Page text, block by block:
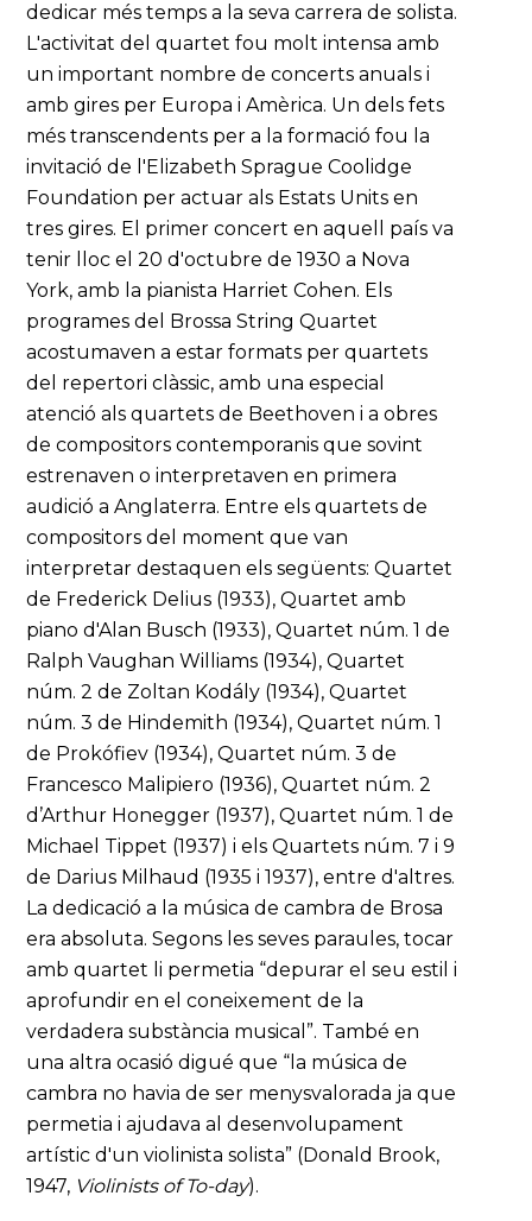
dedicar més temps a la seva carrera de solista.
L'activitat del quartet fou molt intensa amb
un important nombre de concerts anuals i
amb gires per Europa i Amèrica. Un dels fets
més transcendents per a la formació fou la
invitació de l'Elizabeth Sprague Coolidge
Foundation per actuar als Estats Units en
tres gires. El primer concert en aquell país va
tenir lloc el 20 d'octubre de 1930 a Nova
York, amb la pianista Harriet Cohen. Els
programes del Brossa String Quartet
acostumaven a estar formats per quartets
del repertori clàssic, amb una especial
atenció als quartets de Beethoven i a obres
de compositors contemporanis que sovint
estrenaven o interpretaven en primera
audició a Anglaterra. Entre els quartets de
compositors del moment que van
interpretar destaquen els següents: Quartet
de Frederick Delius (1933), Quartet amb
piano d'Alan Busch (1933), Quartet núm. 1 de
Ralph Vaughan Williams (1934), Quartet
núm. 2 de Zoltan Kodály (1934), Quartet
núm. 3 de Hindemith (1934), Quartet núm. 1
de Prokófiev (1934), Quartet núm. 3 de
Francesco Malipiero (1936), Quartet núm. 2
d’Arthur Honegger (1937), Quartet núm. 1 de
Michael Tippet (1937) i els Quartets núm. 7 i 9
de Darius Milhaud (1935 i 1937), entre d'altres.
La dedicació a la música de cambra de Brosa
era absoluta. Segons les seves paraules, tocar
amb quartet li permetia “depurar el seu estil i
aprofundir en el coneixement de la
verdadera substància musical”. També en
una altra ocasió digué que “la música de
cambra no havia de ser menysvalorada ja que
permetia i ajudava al desenvolupament
artístic d'un violinista solista” (Donald Brook,
1947, Violinists of To-day).